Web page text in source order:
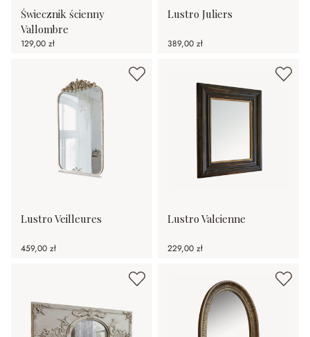
Świecznik ścienny
Vallombre
129,00 zł
Lustro Juliers
389,00 zł
Lustro Veilleures
459,00 zł
Lustro Valcienne
229,00 zł